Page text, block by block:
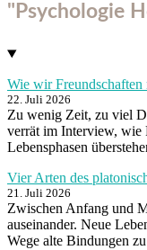
"Psychologie
Wie wir Freundschaften
22. Juli 2026
Zu wenig Zeit, zu viel
verrät im Interview, wie
Lebensphasen
Vier Arten des
21. Juli 2026
Zwischen Anfang und
auseinander. Neue
Wege alte Bindungen